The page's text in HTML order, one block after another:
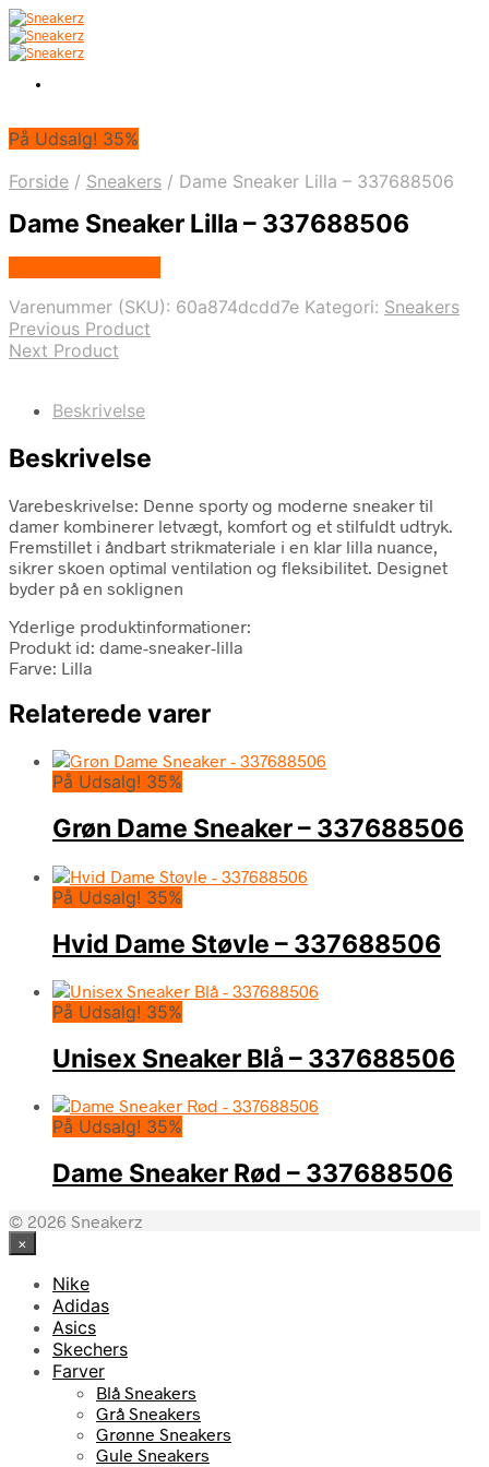
På Udsalg! 35%
Forside / Sneakers / Dame Sneaker Lilla – 337688506
Dame Sneaker Lilla – 337688506
Varenummer (SKU): 60a874dcdd7e Kategori: Sneakers
Previous Product
Next Product
Beskrivelse
Beskrivelse
Varebeskrivelse: Denne sporty og moderne sneaker til
damer kombinerer letvægt, komfort og et stilfuldt udtryk.
Fremstillet i åndbart strikmateriale i en klar lilla nuance,
sikrer skoen optimal ventilation og fleksibilitet. Designet
byder på en soklignen
Yderlige produktinformationer:
Produkt id: dame-sneaker-lilla
Farve: Lilla
Relaterede varer
På Udsalg! 35%
Grøn Dame Sneaker – 337688506
På Udsalg! 35%
Hvid Dame Støvle – 337688506
På Udsalg! 35%
Unisex Sneaker Blå – 337688506
På Udsalg! 35%
Dame Sneaker Rød – 337688506
© 2026 Sneakerz
×
Nike
Adidas
Asics
Skechers
Farver
Blå Sneakers
Grå Sneakers
Grønne Sneakers
Gule Sneakers